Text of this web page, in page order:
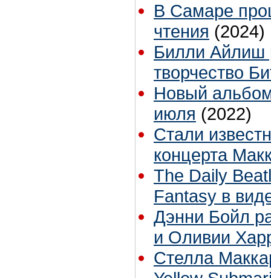
В Самаре
чтения (2024)
Билли Айлиш
творчество
Новый
июля (2022)
Стали
концерта
The Daily
Fantasy в
Дэнни Бойл
и Оливии
Стелла